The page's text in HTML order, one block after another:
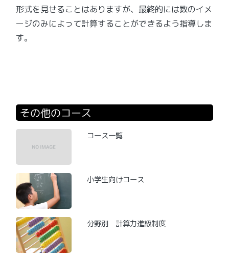
形式を見せることはありますが、最終的には数のイメ
ージのみによって計算することができるよう指導しま
す。
その他のコース
コース一覧
小学生向けコース
分野別 計算力進級制度